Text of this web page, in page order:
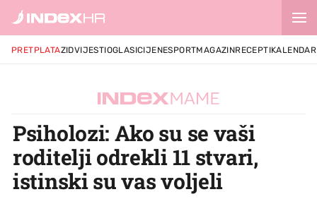
PRETPLATAZIDVIJESTIOGLASICIJENESPORTMAGAZINRECEPTIKALENDAR
Psiholozi: Ako su se vaši
roditelji odrekli 11 stvari,
istinski su vas voljeli